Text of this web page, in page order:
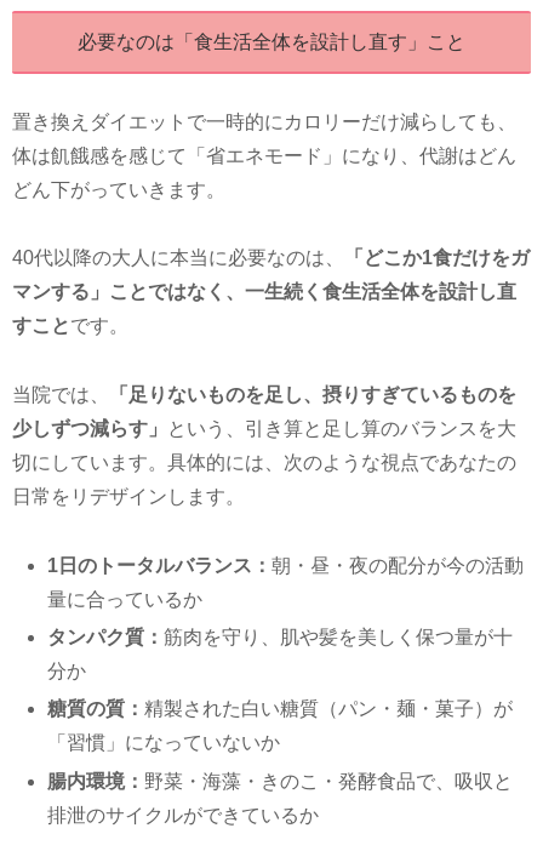
必要なのは「食生活全体を設計し直す」こと
置き換えダイエットで一時的にカロリーだけ減らしても、
体は飢餓感を感じて「省エネモード」になり、代謝はどん
どん下がっていきます。
40代以降の大人に本当に必要なのは、
「どこか1食だけをガ
マンする」ことではなく、一生続く食生活全体を設計し直
すことです。
当院では、
「足りないものを足し、摂りすぎているものを
少しずつ減らす」
という、引き算と足し算のバランスを大
切にしています。具体的には、次のような視点であなたの
日常をリデザインします。
1日のトータルバランス：朝・昼・夜の配分が今の活動
量に合っているか
タンパク質：筋肉を守り、肌や髪を美しく保つ量が十
分か
糖質の質：精製された白い糖質（パン・麺・菓子）が
「習慣」になっていないか
腸内環境： 野菜・海藻・きのこ・発酵食品で、吸収と
排泄のサイクルができているか